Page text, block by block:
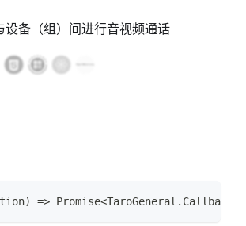
设备（组）间进行音视频通话
) => Promise<TaroGeneral .